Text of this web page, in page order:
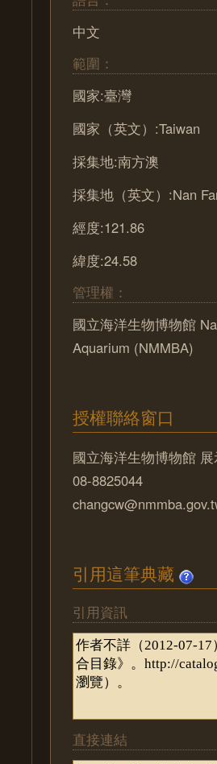
中文
範圍：
國家:臺灣
國家（英文）:Taiwan
採集地:南方澳
採集地（英文）:Nan
經度:121.86
緯度:24.58
管理權：
國立海洋生物博物館
Aquarium (NMMBA)
授權聯絡窗口
國立海洋生物博物館
08-8825044
引用這筆典藏
引用資訊
直接連結